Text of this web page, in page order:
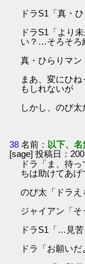
ドラS1「真・
ドラS1「より
い？…そろそろ
真・ひらりマ
まあ、変にひ
もしれないが
しかし、のび
38 名前： 以下、
[sage] 投稿日：
ドラ「ま、待
ちは助けてあげ
のび太「ドラえ
ジャイアン「そ
ドラS1「…見苦
ドラ「お願い